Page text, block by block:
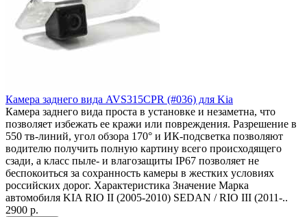
Камера заднего вида AVS315CPR (#036) для Kia
Камера заднего вида проста в установке и незаметна, что
позволяет избежать ее кражи или повреждения. Разрешение в
550 тв-линий, угол обзора 170° и ИК-подсветка позволяют
водителю получить полную картину всего происходящего
сзади, а класс пыле- и влагозащиты IP67 позволяет не
беспокоиться за сохранность камеры в жестких условиях
российских дорог. Характеристика Значение Марка
автомобиля KIA RIO II (2005-2010) SEDAN / RIO III (2011-..
2900 р.